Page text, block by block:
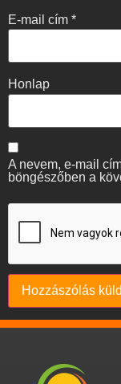
E-mail cím *
Honlap
A nevem, e-mail
böngészőben a